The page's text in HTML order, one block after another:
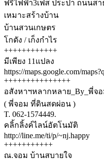
ฟรีไฟฟ้า3เฟส ประปา ถนนส
เหมาะสร้างบ้าน
บ้านสวนเกษตร
โกดัง / เก็งกำไร
++++++++++++
มีเพียง 11แปลง
https://maps.google.com/
+++++++++++++++
อสังหาฯหลากหลาย_By_พี่จ
( พี่จอม ที่ดินสดผ่อน )
T. 062-1574449.
คลิ้กลิ้งค์ไลน์อัตโนมัติ
http://line.me/ti/p/~nj.happy
+++++++++++
ณ.จอม บ้านสบายใจ